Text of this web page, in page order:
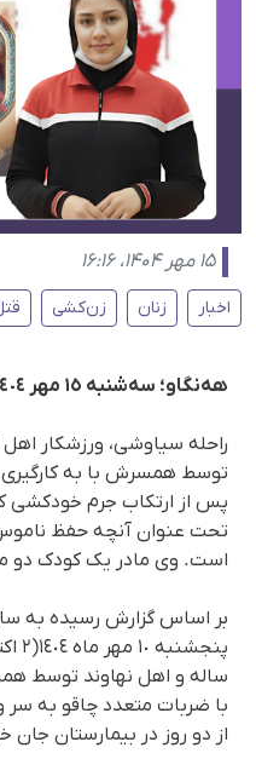
۱۵ مهر ۱۴۰۴، ۱۶:۱۶
اخبار زنان زن‌کشی
هه‌نگاو؛ سەشنبە ١٥ مهر ١٤٠٤
راحلە سیاوشی، ورزشکار اهل
توسط همسرش با به
پس از ارتکاب جرم خودکشی
تحت عنوان آنچه حفظ
است. وی مادر یک کودک دو
بر اساس گزارش رسیده به
سالە و اهل نهاوند توسط
با ضربات متعدد چاقو بە
از دو روز در بیمارستان